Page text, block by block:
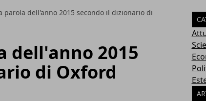
parola dell'anno 2015 secondo il dizionario di
dell'anno 2015
di Oxford